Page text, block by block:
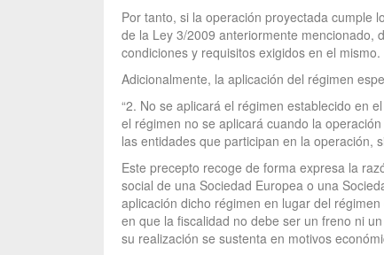
Por tanto, si la operación proyectada cumple
de la Ley 3/2009 anteriormente mencionado,
condiciones y requisitos exigidos en el mismo.
Adicionalmente, la aplicación del régimen
“2. No se aplicará el régimen establecido en
el régimen no se aplicará cuando la
las entidades que participan en la operación,
Este precepto recoge de forma expresa la
social de una Sociedad Europea o una
aplicación dicho régimen en lugar del
en que la fiscalidad no debe ser un freno ni
su realización se sustenta en motivos